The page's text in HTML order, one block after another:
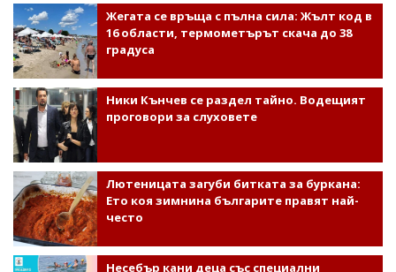
Жегата се връща с пълна сила: Жълт код в
16 области, термометърът скача до 38
градуса
Ники Кънчев се раздел тайно. Водещият
проговори за слуховете
Лютеницата загуби битката за буркана:
Ето коя зимнина българите правят най-
често
Несебър кани деца със специални